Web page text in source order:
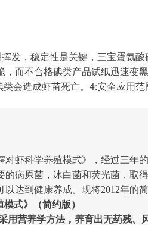
发，稳定性是关键，三宝蛋氨
而不合格碘类产品试纸迅速变
会造成虾苗死亡。4:安全应用范
虾科学养殖模式》，经过三年
病原菌，冰白菌和荧光菌，取
达到健康养成。现将2012年的简
模式》（简约版）
营养学方法，养育出无药残、